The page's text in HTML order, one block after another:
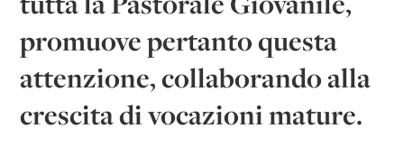
promuove pertanto questa
attenzione, collaborando alla
crescita di vocazioni mature.